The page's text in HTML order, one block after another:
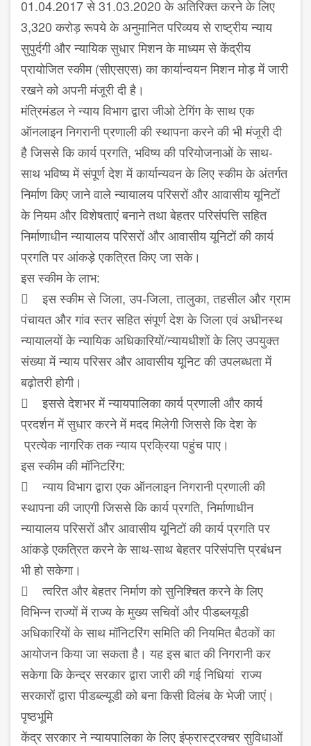
01.04.2017 से 31.03.2020 के अतिरिक्‍त करने के लिए
3,320 करोड़ रूपये के अनुमानित परिव्‍यय से राष्‍ट्रीय न्‍याय
सुपुर्दगी और न्‍यायिक सुधार मिशन के माध्‍यम से केंद्रीय
प्रायोजित स्‍कीम (सीएसएस) का कार्यान्‍वयन मिशन मोड़ में जारी
रखने को अपनी मंजूरी दी है।
मंत्रिमंडल ने न्‍याय विभाग द्वारा जीओ टेगिंग के साथ एक
ऑनलाइन निगरानी प्रणाली की स्‍थापना करने की भी मंजूरी दी
है जिससे कि कार्य प्रगति, भविष्‍य की परियोजनाओं के साथ-
साथ भविष्‍य में संपूर्ण देश में कार्यान्‍यवन के लिए स्‍कीम के अंतर्गत
निर्माण किए जाने वाले न्‍यायालय परिसरों और आवासीय यूनिटों
के नियम और विशेषताएं बनाने तथा बेहतर परिसंपत्ति सहित
निर्माणाधीन न्‍यायालय परिसरों और आवासीय यूनिटों की कार्य
प्रगति पर आंकड़े एकत्रित किए जा सके।
इस स्‍कीम के लाभ:
 इस स्‍कीम से जिला, उप-जिला, तालुका, तहसील और ग्राम
पंचायत और गांव स्‍तर सहित संपूर्ण देश के जिला एवं अधीनस्‍थ
न्‍यायालयों के न्‍यायिक अधिकारियों/न्‍यायधीशों के लिए उपयुक्‍त
संख्‍या में न्‍याय परिसर और आवासीय यूनिट की उपलब्‍धता में
बढ़ोतरी होगी।
 इससे देशभर में न्‍यायपालिका कार्य प्रणाली और कार्य
प्रदर्शन में सुधार करने में मदद मिलेगी जिससे कि देश के
प्रत्‍येक नागरिक तक न्‍याय प्रक्रिया पहुंच पाए।
इस स्‍कीम की मॉनिटरिंग:
 न्‍याय विभाग द्वारा एक ऑनलाइन निगरानी प्रणाली की
स्‍थापना की जाएगी जिससे कि कार्य प्रगति, निर्माणाधीन
न्‍यायालय परिसरों और आवासीय यूनिटों की कार्य प्रगति पर
आंकड़े एकत्रित करने के साथ-साथ बेहतर परिसंपत्ति प्रबंधन
भी हो सकेगा।
 त्‍वरित और बेहतर निर्माण को सुनिश्चित करने के लिए
विभ‍िन्‍न राज्‍यों में राज्‍य के मुख्‍य सचिवों और पीडब्‍लयूडी
अधिक‍ारियों के साथ मॉनिटरिंग समिति की नियमित बैठकों का
आयोजन किया जा सकता है। यह इस बात की निगरानी कर
सकेगा कि केन्‍द्र सरकार द्वारा जारी की गई निधियां राज्‍य
सरकारों द्वारा पीडब्‍ल्‍यूडी को बना किसी विलंब के भेजी जाएं।
पृष्‍ठभूमि
केंद्र सरकार ने न्‍यायपालिका के लिए इंफ्रास्‍ट्रक्‍चर सुविधाओं